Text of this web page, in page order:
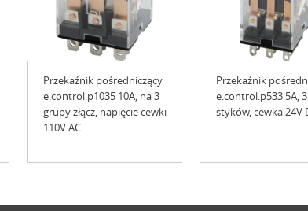
Przekaźnik pośredniczący
e.control.p1035 10А, na 3
grupy złącz, napięcie cewki
110V АC
Przekaźnik
e.control.p533 5A,
styków, cewka 24V